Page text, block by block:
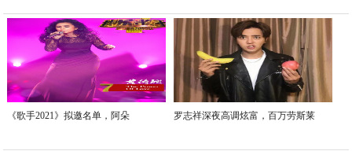
2020-09-08
《歌手2021》拟邀名单，阿朵 罗志祥深夜高调炫富，百万劳斯莱